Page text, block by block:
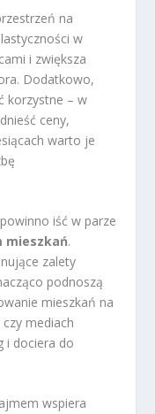
na
w
i zwiększa
Dodatkowo,
korzystne – w
ceny,
warto je
powinno iść w parze
mieszkań.
zalety
podnoszą
mieszkań na
mediach
i dociera do
wspiera